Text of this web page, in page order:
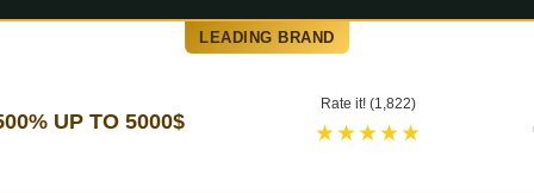
LEADING BRAND
UP TO 5000$
Rate it! (1,822)
★★★★★